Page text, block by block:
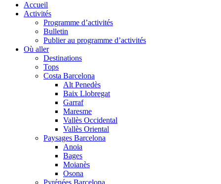
Accueil
Activités
Programme d’activités
Bulletin
Publier au programme d’activités
Où aller
Destinations
Tops
Costa Barcelona
Alt Penedès
Baix Llobregat
Garraf
Maresme
Vallès Occidental
Vallès Oriental
Paysages Barcelona
Anoia
Bages
Moianès
Osona
Pyrénées Barcelona